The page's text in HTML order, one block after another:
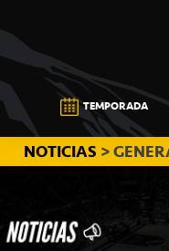
a
la
navegación
principal
al
contenido
principal
a
la
barra
lateral
principal
CB
CANARIAS
TEMPORADA
NOTICIAS >